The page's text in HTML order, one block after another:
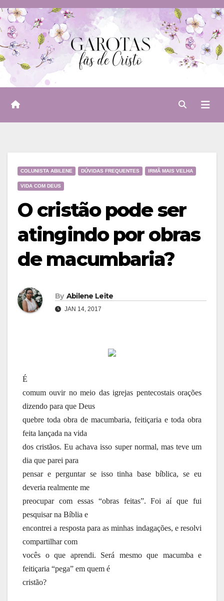
Skip
to
content
COLUNISTA ABILENE DÚVIDAS FREQUENTES IRMÃ MAIS VELHA
VIDA COM DEUS
O cristão pode ser
atingindo por obras
de macumbaria?
By Abilene Leite
JAN 14, 2017
É
comum ouvir no meio das igrejas pentecostais orações
dizendo para que Deus
quebre toda obra de macumbaria, feitiçaria e toda obra
feita lançada na vida
dos cristãos. Eu achava isso super normal, mas teve um
dia que parei para
pensar e perguntar se isso tinha base bíblica, se eu
deveria realmente me
preocupar com essas “obras feitas”. Foi aí que fui
pesquisar na Bíblia e
encontrei a resposta para as minhas indagações, e resolvi
compartilhar com
vocês o que aprendi. Será mesmo que macumba e
feitiçaria “pega” em quem é
cristão?